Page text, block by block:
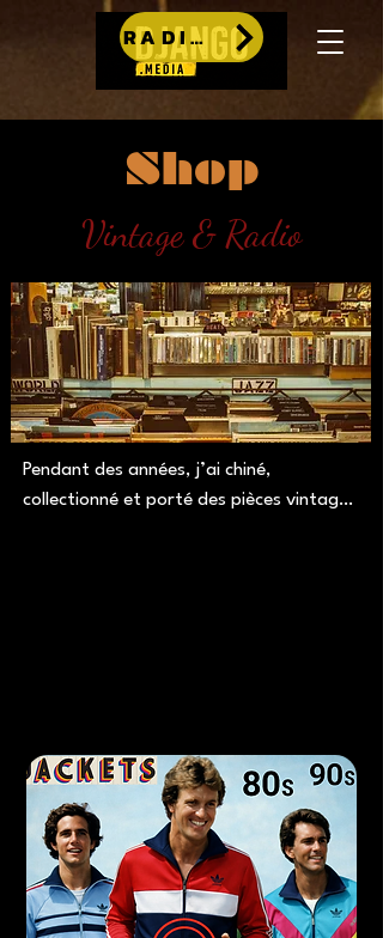
RADIO
Shop
Vintage & Radio
Pendant des années, j’ai chiné,
collectionné et porté des pièces vintage
personnelle. Aujourd’hui, j’ai décidé de
faire circuler ces pièces. Les mettre en
vente, c’est à la fois permettre à
d’autres passionnés de vintage de leur
donner une nouvelle vie, mais aussi
transformer cette collection en moteur